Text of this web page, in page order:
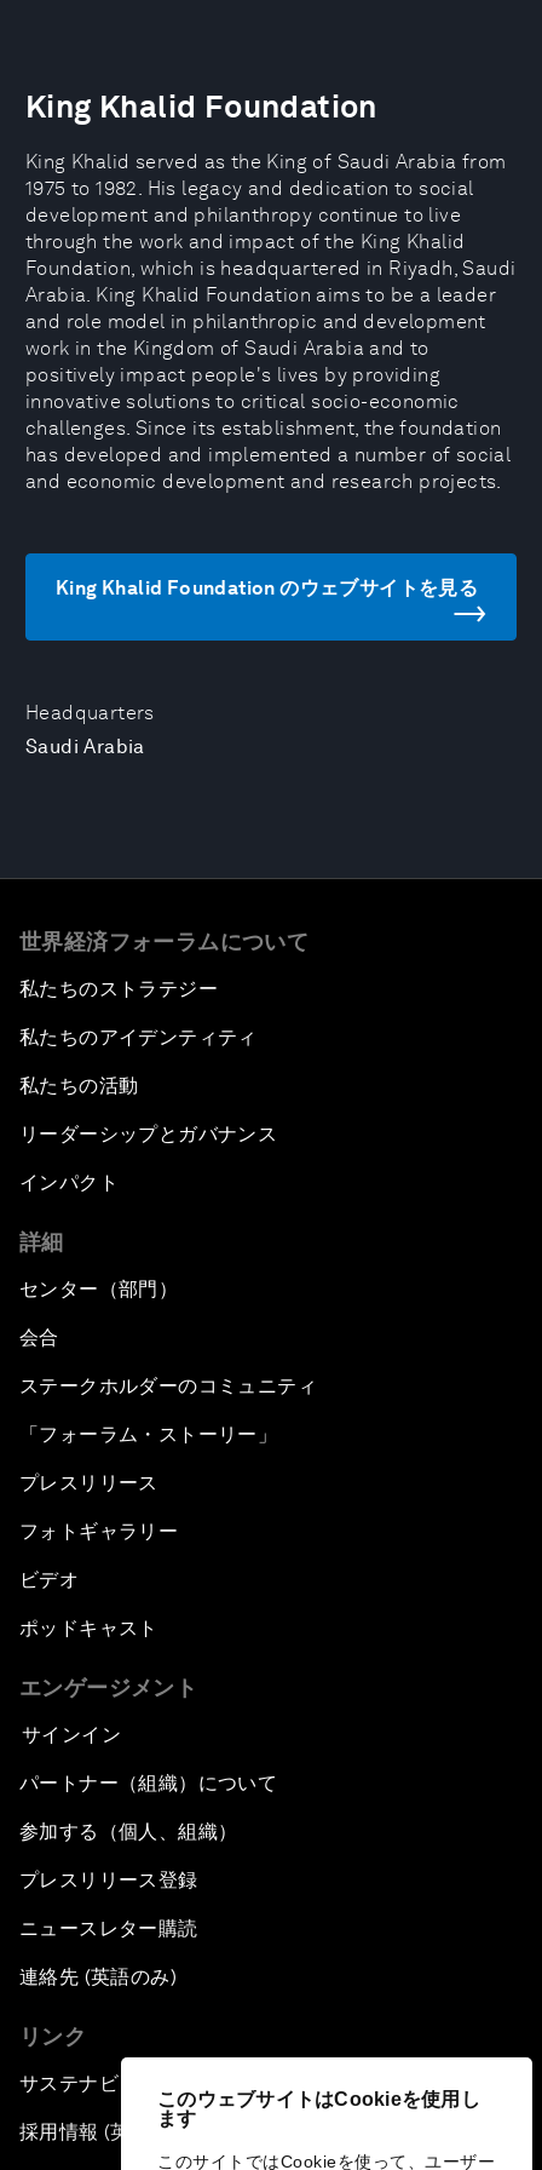
このウェブサイトはCookieを使用し
ます
このサイトではCookieを使って、ユーザー
Headquarters
Saudi Arabia
King Khalid Foundation
King Khalid served as the King of Saudi Arabia from
1975 to 1982. His legacy and dedication to social
development and philanthropy continue to live
through the work and impact of the King Khalid
Foundation, which is headquartered in Riyadh, Saudi
Arabia. King Khalid Foundation aims to be a leader
and role model in philanthropic and development
work in the Kingdom of Saudi Arabia and to
positively impact people's lives by providing
innovative solutions to critical socio-economic
challenges. Since its establishment, the foundation
has developed and implemented a number of social
and economic development and research projects.
King Khalid Foundation のウェブサイトを見る
世界経済フォーラムについて
私たちのストラテジー
私たちのアイデンティティ
私たちの活動
リーダーシップとガバナンス
インパクト
詳細
センター（部門）
会合
ステークホルダーのコミュニティ
「フォーラム・ストーリー」
プレスリリース
フォトギャラリー
ビデオ
ポッドキャスト
エンゲージメント
サインイン
パートナー（組織）について
参加する（個人、組織）
プレスリリース登録
ニュースレター購読
連絡先 (英語のみ)
リンク
サステナビリティへの取り組み
採用情報 (英語のみ)